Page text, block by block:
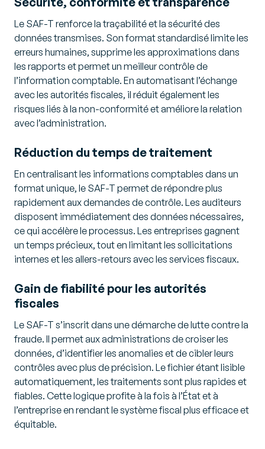
Le SAF-T renforce la traçabilité et la sécurité des
données transmises. Son format standardisé limite les
erreurs humaines, supprime les approximations dans
les rapports et permet un meilleur contrôle de
l’information comptable. En automatisant l’échange
avec les autorités fiscales, il réduit également les
risques liés à la non-conformité et améliore la relation
avec l’administration.
Réduction du temps de traitement
En centralisant les informations comptables dans un
format unique, le SAF-T permet de répondre plus
rapidement aux demandes de contrôle. Les auditeurs
disposent immédiatement des données nécessaires,
ce qui accélère le processus. Les entreprises gagnent
un temps précieux, tout en limitant les sollicitations
internes et les allers-retours avec les services fiscaux.
Gain de fiabilité pour les autorités
fiscales
Le SAF-T s’inscrit dans une démarche de lutte contre la
fraude. Il permet aux administrations de croiser les
données, d’identifier les anomalies et de cibler leurs
contrôles avec plus de précision. Le fichier étant lisible
automatiquement, les traitements sont plus rapides et
fiables. Cette logique profite à la fois à l’État et à
l’entreprise en rendant le système fiscal plus efficace et
équitable.